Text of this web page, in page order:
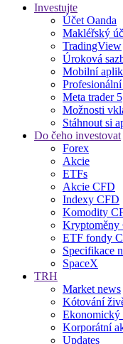
Investujte
Účet Oanda
Makléřský
TradingView
Úroková
Mobilní
Meta trader 5
Možnosti
Stáhnout si
Do čeho investovat
Forex
Akcie
ETFs
Akcie CFD
Indexy CFD
Komodity
Kryptoměny
ETF fondy
Specifikace
SpaceX
TRH
Market news
Kótování
Ekonomický
Korporátní
Updates